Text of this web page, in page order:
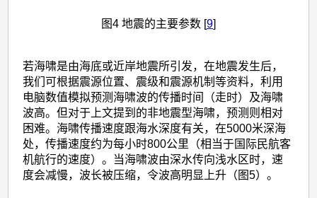
图4 地震的主要参数 [9]
若海啸是由海底或近岸地震所引发，在地震发生后，
我们可根据震源位置、震级和震源机制等资料，利用
电脑数值模拟预测海啸波的传播时间（走时）及海啸
波高。但对于上文提到的非地震型海啸，预测则相对
困难。海啸传播速度跟海水深度有关，在5000米深海
处，传播速度约为每小时800公里（相当于国际民航客
机航行的速度）。当海啸波由深水传向浅水区时，速
度会减慢，波长被压缩，令波高明显上升（图5）。